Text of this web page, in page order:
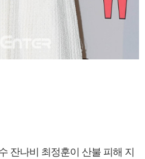
잔나비 최정훈이 산불 피해 지